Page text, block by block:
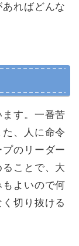
ればどんな
す。一番苦
、人に命令
のリーダー
ことで、大
よいので何
切り抜ける